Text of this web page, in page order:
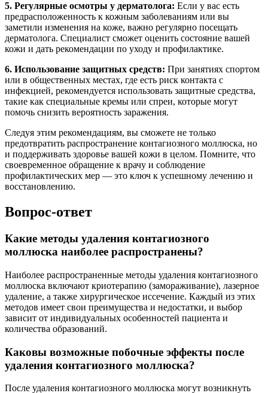
5. Регулярные осмотры у дерматолога: Если у вас есть
предрасположенность к кожным заболеваниям или вы
заметили изменения на коже, важно регулярно посещать
дерматолога. Специалист сможет оценить состояние вашей
кожи и дать рекомендации по уходу и профилактике.
6. Использование защитных средств: При занятиях спортом
или в общественных местах, где есть риск контакта с
инфекцией, рекомендуется использовать защитные средства,
такие как специальные кремы или спреи, которые могут
помочь снизить вероятность заражения.
Следуя этим рекомендациям, вы сможете не только
предотвратить распространение контагиозного моллюска, но
и поддерживать здоровье вашей кожи в целом. Помните, что
своевременное обращение к врачу и соблюдение
профилактических мер — это ключ к успешному лечению и
восстановлению.
Вопрос-ответ
Какие методы удаления контагиозного
моллюска наиболее распространены?
Наиболее распространенные методы удаления контагиозного
моллюска включают криотерапию (замораживание), лазерное
удаление, а также хирургическое иссечение. Каждый из этих
методов имеет свои преимущества и недостатки, и выбор
зависит от индивидуальных особенностей пациента и
количества образований.
Каковы возможные побочные эффекты после
удаления контагиозного моллюска?
После удаления контагиозного моллюска могут возникнуть